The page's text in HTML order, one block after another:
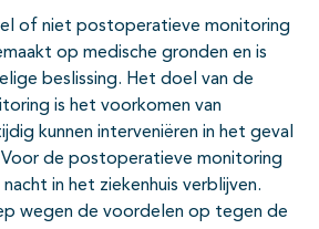
of niet postoperatieve monitoring
op medische gronden en is
beslissing. Het doel van de
is het voorkomen van
kunnen interveniëren in het geval
de postoperatieve monitoring
in het ziekenhuis verblijven.
wegen de voordelen op tegen de